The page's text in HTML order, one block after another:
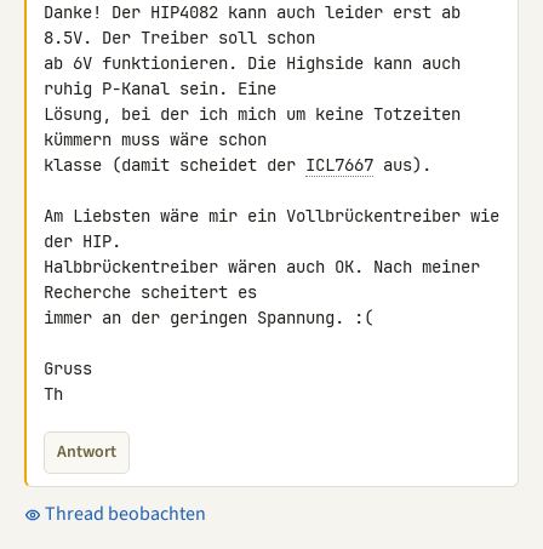
Danke! Der HIP4082 kann auch leider erst ab
8.5V. Der Treiber soll schon
ab 6V funktionieren. Die Highside kann auch
ruhig P-Kanal sein. Eine
Lösung, bei der ich mich um keine Totzeiten
kümmern muss wäre schon
klasse (damit scheidet der ICL7667 aus).
Am Liebsten wäre mir ein Vollbrückentreiber wie
der HIP.
Halbbrückentreiber wären auch OK. Nach meiner
Recherche scheitert es
immer an der geringen Spannung. :(
Gruss
Th
Antwort
Thread beobachten